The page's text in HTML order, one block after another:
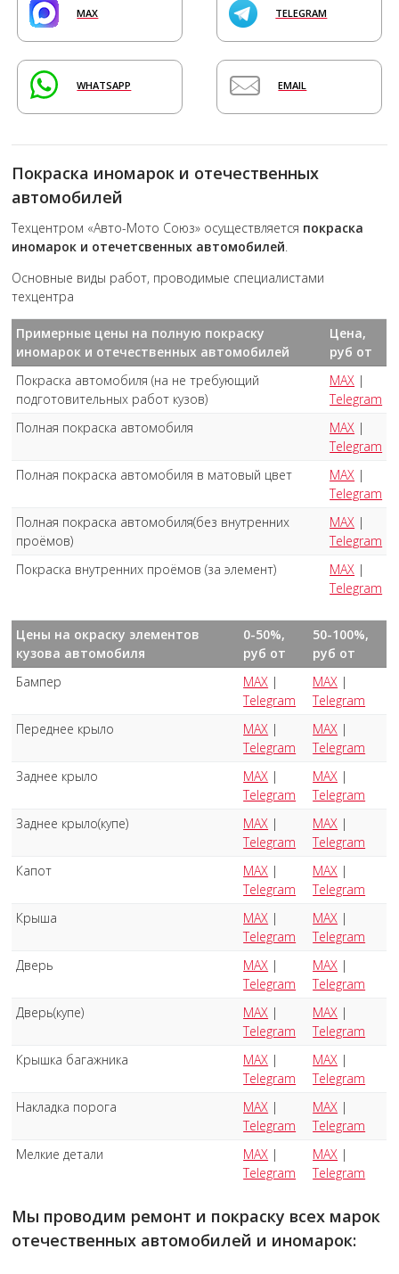
MAX TELEGRAM
WHATSAPP EMAIL
Покраска иномарок и отечественных
автомобилей
Техцентром «Авто-Мото Союз» осуществляется покраска
иномарок и отечетсвенных автомобилей.
Основные виды работ, проводимые специалистами
техцентра
Примерные цены на полную покраску
иномарок и отечественных автомобилей
Цена,
руб от
Покраска автомобиля (на не требующий
подготовительных работ кузов)
MAX |
Telegram
Полная покраска автомобиля
MAX |
Telegram
Полная покраска автомобиля в матовый цвет
MAX |
Telegram
Полная покраска автомобиля(без внутренних
проёмов)
MAX |
Telegram
Покраска внутренних проёмов (за элемент)
MAX |
Telegram
Цены на окраску элементов
кузова автомобиля
0-50%,
руб от
50-100%,
руб от
Бампер
MAX |
Telegram
MAX |
Telegram
Переднее крыло
MAX |
Telegram
MAX |
Telegram
Заднее крыло
MAX |
Telegram
MAX |
Telegram
Заднее крыло(купе)
MAX |
Telegram
MAX |
Telegram
Капот
MAX |
Telegram
MAX |
Telegram
Крыша
MAX |
Telegram
MAX |
Telegram
Дверь
MAX |
Telegram
MAX |
Telegram
Дверь(купе)
MAX |
Telegram
MAX |
Telegram
Крышка багажника
MAX |
Telegram
MAX |
Telegram
Накладка порога
MAX |
Telegram
MAX |
Telegram
Мелкие детали
MAX |
Telegram
MAX |
Telegram
Мы проводим ремонт и покраску всех марок
отечественных автомобилей и иномарок: